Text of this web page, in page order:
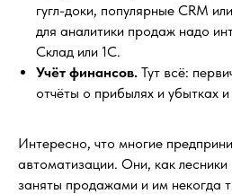
гугл-доки, популярные CRM
для аналитики продаж надо
Склад или 1С.
Учёт финансов. Тут всё:
отчёты о прибылях и убытках
Интересно, что многие
автоматизации. Они, как
заняты продажами и им некогда